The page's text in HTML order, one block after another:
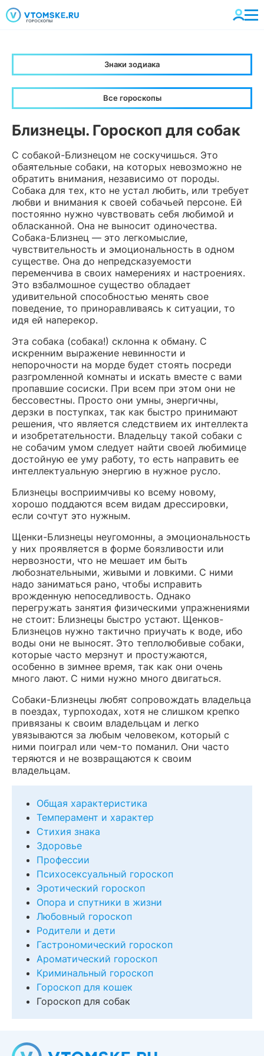
Знаки зодиака
Близнецы. Гороскоп для собак
С собакой-Близнецом не соскучишься. Это
обаятельные собаки, на которых невозможно не
обратить внимания, независимо от породы.
Собака для тех, кто не устал любить, или требует
любви и внимания к своей собачьей персоне. Ей
постоянно нужно чувствовать себя любимой и
обласканной. Она не выносит одиночества.
Собака-Близнец — это легкомыслие,
чувствительность и эмоциональность в одном
существе. Она до непредсказуемости
переменчива в своих намерениях и настроениях.
Это взбалмошное существо обладает
удивительной способностью менять свое
поведение, то приноравливаясь к ситуации, то
идя ей наперекор.
Эта собака (собака!) склонна к обману. С
искренним выражение невинности и
непорочности на морде будет стоять посреди
разгромленной комнаты и искать вместе с вами
пропавшие сосиски. При всем при этом они не
бессовестны. Просто они умны, энергичны,
дерзки в поступках, так как быстро принимают
решения, что является следствием их интеллекта
и изобретательности. Владельцу такой собаки с
не собачим умом следует найти своей любимице
достойную ее уму работу, то есть направить ее
интеллектуальную энергию в нужное русло.
Близнецы восприимчивы ко всему новому,
хорошо поддаются всем видам дрессировки,
если сочтут это нужным.
Щенки-Близнецы неугомонны, а эмоциональность
у них проявляется в форме боязливости или
нервозности, что не мешает им быть
любознательными, живыми и ловкими. С ними
надо заниматься рано, чтобы исправить
врожденную непоседливость. Однако
перегружать занятия физическими упражнениями
не стоит: Близнецы быстро устают. Щенков-
Близнецов нужно тактично приучать к воде, ибо
воды они не выносят. Это теплолюбивые собаки,
которые часто мерзнут и простужаются,
особенно в зимнее время, так как они очень
много лают. С ними нужно много двигаться.
Собаки-Близнецы любят сопровождать владельца
в поездах, турпоходах, хотя не слишком крепко
привязаны к своим владельцам и легко
увязываются за любым человеком, который с
ними поиграл или чем-то поманил. Они часто
теряются и не возвращаются к своим
владельцам.
Общая характеристика
Темперамент и характер
Стихия знака
Здоровье
Профессии
Психосексуальный гороскоп
Эротический гороскоп
Опора и спутники в жизни
Любовный гороскоп
Родители и дети
Гастрономический гороскоп
Ароматический гороскоп
Криминальный гороскоп
Гороскоп для кошек
Гороскоп для собак
Все гороскопы